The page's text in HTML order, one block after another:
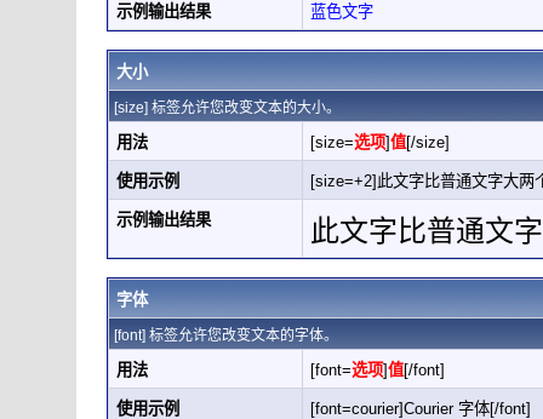
示例输出结果 蓝色文字
大小
[size] 标签允许您改变文本的大小。
用法 [size=选项]值[/size]
使用示例 [size=+2]此文字比普通文字大两
示例输出结果 此文字比普通文
字体
[font] 标签允许您改变文本的字体。
用法 [font=选项]值[/font]
使用示例 [font=courier]Courier 字体[/font]